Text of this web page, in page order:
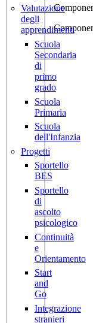
Valutazione
degli
apprendimenti
Scuola
Secondaria
di
primo
grado
Scuola
Primaria
Scuola
dell'Infanzia
Progetti
Sportello
BES
Sportello
di
ascolto
psicologico
Continuità
e
Orientamento
Start
and
Go
Integrazione
stranieri